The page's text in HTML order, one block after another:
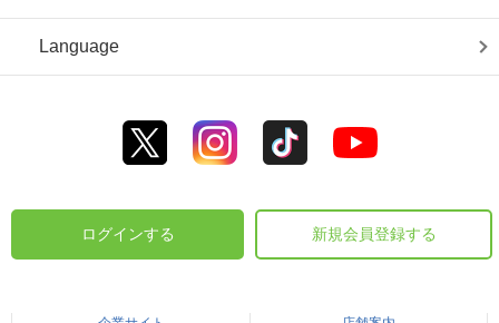
Language
ログインする 新規会員登録する